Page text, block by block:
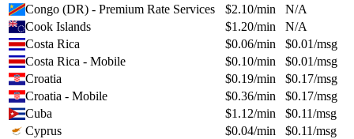
Congo (DR) - Premium Rate Services
$2.10/min
N/A
Cook Islands
$1.20/min
N/A
Costa Rica
$0.06/min $0.01/msg
Costa Rica - Mobile
$0.10/min $0.01/msg
Croatia
$0.19/min $0.17/msg
Croatia - Mobile
$0.36/min $0.17/msg
Cuba
$1.12/min $0.11/msg
Cyprus
$0.04/min $0.11/msg